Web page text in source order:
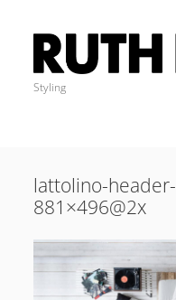
Ruth
Dotzer
Styling
KLEIDER
COACHING
lattolino-
881×496@2x